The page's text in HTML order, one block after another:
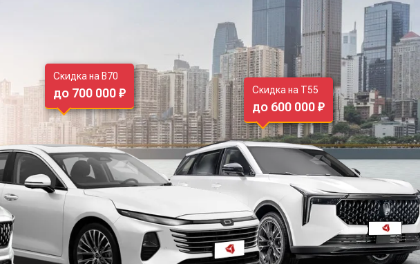
Скидка на B70
до 700 000 ₽ Скидка на T55
до 600 000 ₽